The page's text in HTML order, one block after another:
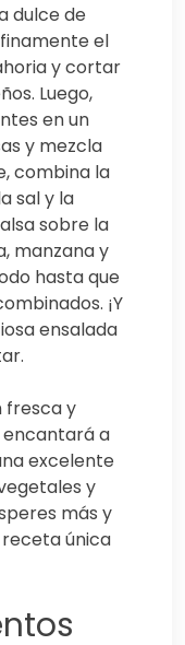
dulce de
el
y cortar
Luego,
en un
y mezcla
combina la
sal y la
sobre la
manzana y
hasta que
¡Y
ensalada
fresca y
encantará a
excelente
y
más y
única